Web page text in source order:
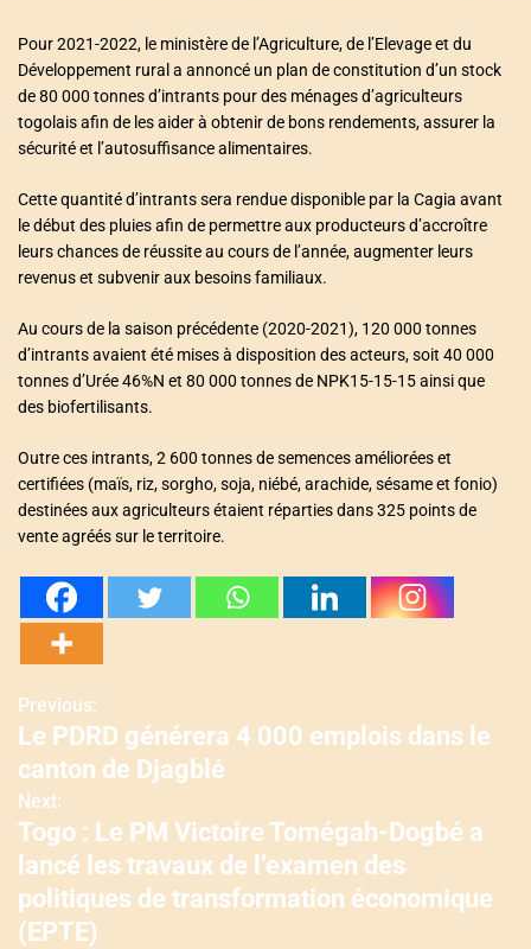
i
m
e
Pour 2021-2022, le ministère de l’Agriculture, de l’Elevage et du
Développement rural a annoncé un plan de constitution d’un stock
de 80 000 tonnes d’intrants pour des ménages d’agriculteurs
togolais afin de les aider à obtenir de bons rendements, assurer la
sécurité et l’autosuffisance alimentaires.
Cette quantité d’intrants sera rendue disponible par la Cagia avant
le début des pluies afin de permettre aux producteurs d’accroître
leurs chances de réussite au cours de l’année, augmenter leurs
revenus et subvenir aux besoins familiaux.
Au cours de la saison précédente (2020-2021), 120 000 tonnes
d’intrants avaient été mises à disposition des acteurs, soit 40 000
tonnes d’Urée 46%N et 80 000 tonnes de NPK15-15-15 ainsi que
des biofertilisants.
Outre ces intrants, 2 600 tonnes de semences améliorées et
certifiées (maïs, riz, sorgho, soja, niébé, arachide, sésame et fonio)
destinées aux agriculteurs étaient réparties dans 325 points de
vente agréés sur le territoire.
N
a
v
i
g
a
Previous:
Le PDRD générera 4 000 emplois dans le
canton de Djagblé
Next:
Togo : Le PM Victoire Tomégah-Dogbé a
lancé les travaux de l’examen des
politiques de transformation économique
(EPTE)